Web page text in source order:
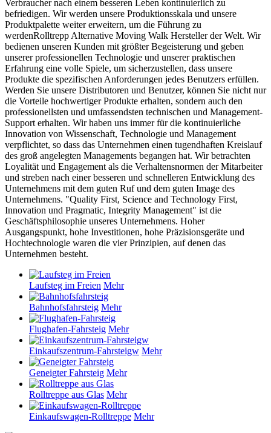
Verbraucher nach einem besseren Leben kontinuierlich zu
befriedigen. Wir werden unsere Produktionsskala und unsere
Produktpalette weiter erweitern, um die Führung zu
werdenRolltrepp Alternative Moving Walk Hersteller der Welt. Wir
bedienen unseren Kunden mit größter Begeisterung und geben
unserer professionellen Technologie und unserer praktischen
Erfahrung eine volle Spiele, um sicherzustellen, dass unsere
Produkte die spezifischen Anforderungen jedes Benutzers erfüllen.
Werden Sie unsere Distributoren und Benutzer, können Sie nicht nur
die Vorteile hochwertiger Produkte erhalten, sondern auch den
professionellsten und umfassendsten technischen und Management-
Support erhalten. Wir haben uns immer für die kontinuierliche
Innovation von Wissenschaft, Technologie und Management
verpflichtet, so dass das Unternehmen einen tugendhaften Kreislauf
des groß angelegten Managements begangen hat. Wir betrachten
Loyalität und Engagement als die Verhaltensnormen der Mitarbeiter
und streben nach einer besseren und schnelleren Entwicklung des
Unternehmens mit dem guten Ruf und dem guten Image des
Unternehmens. "Quality First, Science and Technology First,
Innovation und Pragmatic, Integrity Management" ist die
Geschäftsphilosophie unseres Unternehmens. Hoher
Ausgangspunkt, hohe Investitionen, hohe Präzisionsgeräte und
Hochtechnologie waren die vier Prinzipien, auf denen das
Unternehmen besteht.
Laufsteg im Freien Mehr
Bahnhofsfahrsteig Mehr
Flughafen-Fahrsteig Mehr
Einkaufszentrum-Fahrsteigw Mehr
Geneigter Fahrsteig Mehr
Rolltreppe aus Glas Mehr
Einkaufswagen-Rolltreppe Mehr